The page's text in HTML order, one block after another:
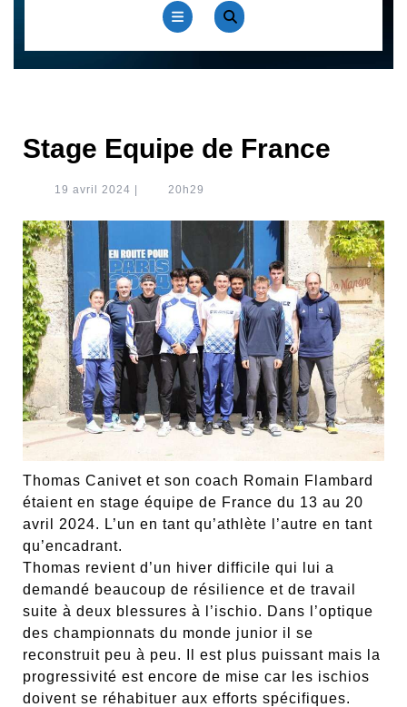
Open
Button
Stage Equipe de France
19 avril 2024 19
2024
20h29
Thomas Canivet et son coach Romain Flambard
étaient en stage équipe de France du 13 au 20
avril 2024. L’un en tant qu’athlète l’autre en tant
qu’encadrant.
Thomas revient d’un hiver difficile qui lui a
demandé beaucoup de résilience et de travail
suite à deux blessures à l’ischio. Dans l’optique
des championnats du monde junior il se
reconstruit peu à peu. Il est plus puissant mais la
progressivité est encore de mise car les ischios
doivent se réhabituer aux efforts spécifiques.